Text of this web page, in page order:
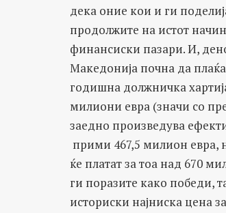
дека оние кои и ги
продолжите на истот
финансиски пазари. И,
Македонија почна да
годишна должничка
милиони евра (значи со
заедно произведува
прими 467,5 милион евра,
ќе платат за тоа над 670
ги поразите како победи,
историски најниска цена